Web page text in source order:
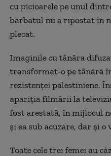
cu picioarele pe unul
bărbatul nu a ripostat în
plecat.
Imaginile cu tânăra
transformat-o pe tânără
rezistenței palestiniene.
apariția filmării la
fost arestată, în mijlocul
și ea sub acuzare, dar și o
Toate cele trei femei au